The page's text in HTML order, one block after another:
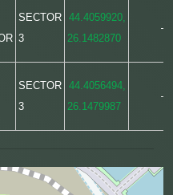
SECTOR
3
44.4059920,
26.1482870
–
SECTOR
3
44.4056494,
26.1479987
–